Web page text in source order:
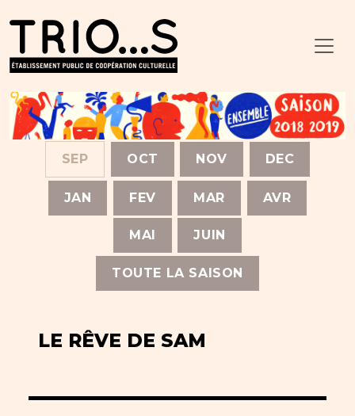
SEP OCT NOV DEC
JAN FEV MAR AVR
MAI JUIN
TOUTE LA SAISON
LE RÊVE DE SAM